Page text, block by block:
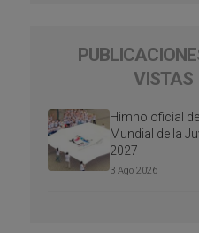
VISTAS
Himno oficial
Mundial de la
2027
3 Ago 2026